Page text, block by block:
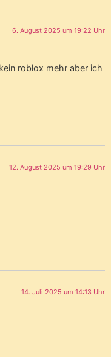
6. August 2025 um 19:22 Uhr
roblox mehr aber ich
12. August 2025 um 19:29 Uhr
14. Juli 2025 um 14:13 Uhr